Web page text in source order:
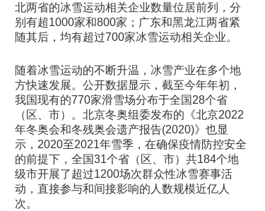
北两省的冰雪运动相关企业数量位居前列，分
别有超1000家和800家；广东和黑龙江两省紧
随其后，均有超过700家冰雪运动相关企业。
随着冰雪运动的不断升温，冰雪产业在多个地
方快速发展。公开数据显示，截至今年年初，
我国现有的770家滑雪场分布于全国28个省
（区、市）。北京冬奥组委发布的《北京2022
年冬奥会和冬残奥会遗产报告(2020)》也显
示，2020至2021年雪季，在确保疫情防控安全
的前提下，全国31个省（区、市）共184个地
级市开展了超过1200场次群众性冰雪赛事活
动，直接参与和间接影响的人数规模近亿人
次。